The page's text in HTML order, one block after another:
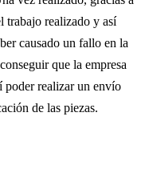
trabajo realizado y así
causado un fallo en la
que la empresa
poder realizar un envío
de las piezas.